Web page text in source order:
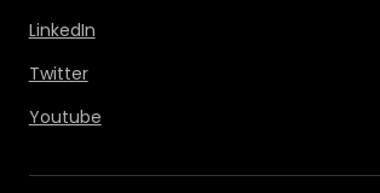
LinkedIn
Twitter
Youtube